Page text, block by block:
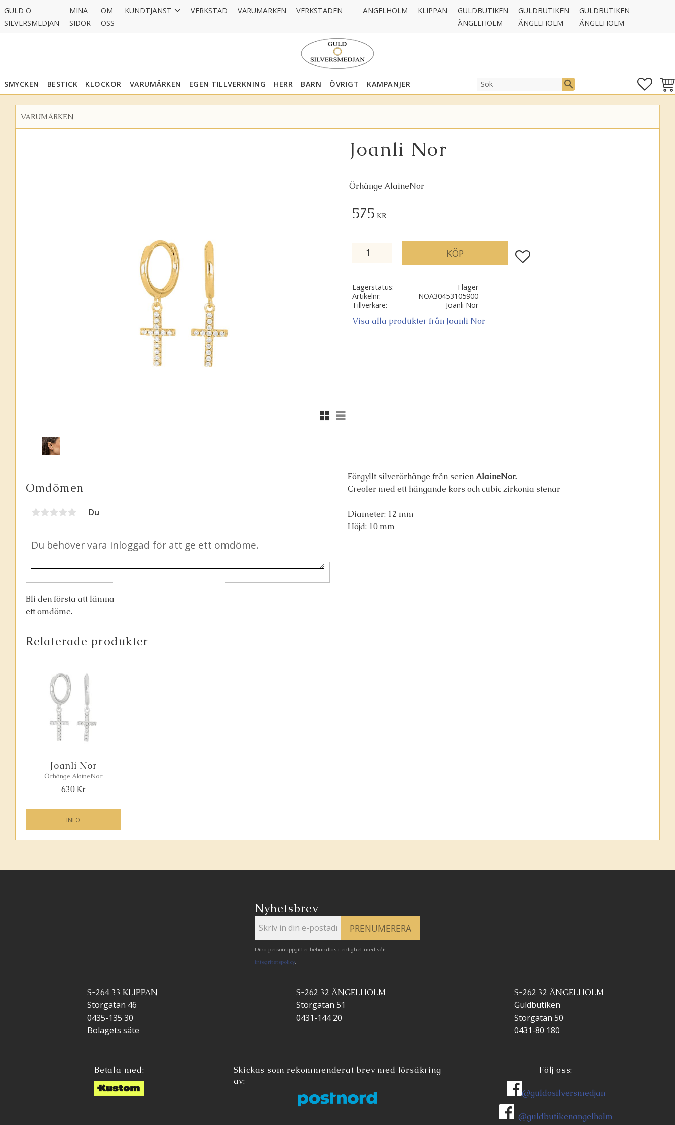
GULD O
SILVERSMEDJAN
MINA
SIDOR
OM
OSS
KUNDTJÄNST VERKSTAD VARUMÄRKEN VERKSTADEN ÄNGELHOLM KLIPPAN
GULDBUTIKEN
ÄNGELHOLM
GULDBUTIKEN
ÄNGELHOLM
GULDBUTIKEN
ÄNGELHOLM
SMYCKEN BESTICK KLOCKOR VARUMÄRKEN EGEN TILLVERKNING HERR BARN ÖVRIGT KAMPANJER
VARUMÄRKEN
Joanli Nor
Örhänge AlaineNor
Rutnätsvy
Listvy
575 KR
KÖP Lägg till i favoriter
Lagerstatus
I lager
Artikelnr
NOA30453105900
Tillverkare
Joanli Nor
Visa alla produkter från Joanli Nor
Förgyllt silverörhänge från serienAlaineNor.
Creoler med ett hängande kors och cubic zirkonia stenar
Diameter: 12 mm
Höjd: 10 mm
Omdömen
Du
Bli den första att lämna
ett omdöme.
Relaterade produkter
Joanli Nor
Örhänge AlaineNor
630Kr
INFO
Nyhetsbrev
PRENUMERERA
Dina personuppgifter behandlas i enlighet med vår
integritetspolicy.
S-264 33 KLIPPAN
Storgatan 46
0435-135 30
Bolagets säte
S-262 32 ÄNGELHOLM
Storgatan 51
0431-144 20
S-262 32 ÄNGELHOLM
Guldbutiken
Storgatan 50
0431-80 180
Betala med:
Skickas som rekommenderat brev med försäkring
av:
Följ oss:
@guldosilversmedjan
@guldbutikenangelholm